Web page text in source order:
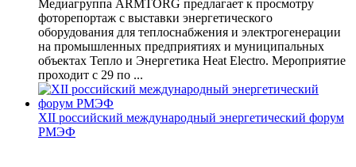
Медиагруппа ARMTORG предлагает к просмотру
фоторепортаж с выставки энергетического
оборудования для теплоснабжения и электрогенерации
на промышленных предприятиях и муниципальных
объектах Тепло и Энергетика Heat Electro. Мероприятие
проходит с 29 по ...
XII российский международный энергетический форум
РМЭФ